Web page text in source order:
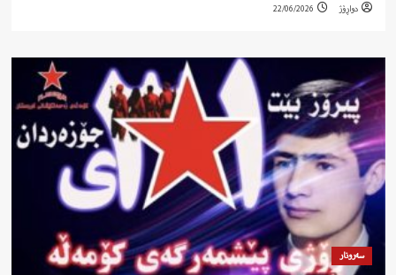
دواڕۆژ 22/06/2026
سەروتار